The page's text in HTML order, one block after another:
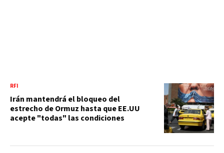
RFI
Irán mantendrá el bloqueo del
estrecho de Ormuz hasta que EE.UU
acepte "todas" las condiciones